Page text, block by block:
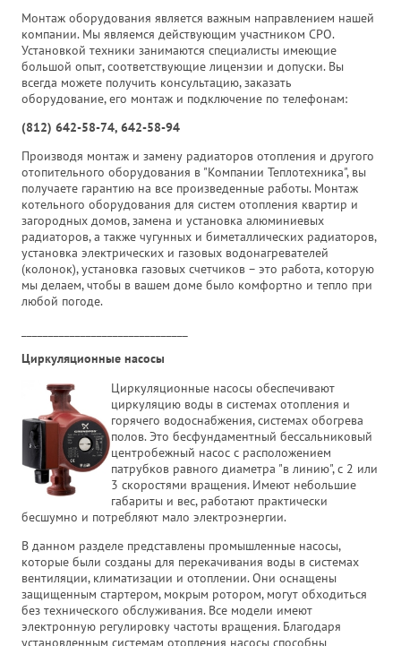
Монтаж оборудования является важным направлением нашей
компании. Мы являемся действующим участником СРО.
Установкой техники занимаются специалисты имеющие
большой опыт, соответствующие лицензии и допуски. Вы
всегда можете получить консультацию, заказать
оборудование, его монтаж и подключение по телефонам:
(812) 642-58-74, 642-58-94
Производя монтаж и замену радиаторов отопления и другого
отопительного оборудования в "Компании Теплотехника", вы
получаете гарантию на все произведенные работы. Монтаж
котельного оборудования для систем отопления квартир и
загородных домов, замена и установка алюминиевых
радиаторов, а также чугунных и биметаллических радиаторов,
установка электрических и газовых водонагревателей
(колонок), установка газовых счетчиков – это работа, которую
мы делаем, чтобы в вашем доме было комфортно и тепло при
любой погоде.
Циркуляционные насосы
Циркуляционные насосы обеспечивают
циркуляцию воды в системах отопления и
горячего водоснабжения, системах обогрева
полов. Это бесфундаментный бессальниковый
центробежный насос с расположением
патрубков равного диаметра "в линию", с 2 или
3 скоростями вращения. Имеют небольшие
габариты и вес, работают практически
бесшумно и потребляют мало электроэнергии.
В данном разделе представлены промышленные насосы,
которые были созданы для перекачивания воды в системах
вентиляции, климатизации и отоплении. Они оснащены
защищенным стартером, мокрым ротором, могут обходиться
без технического обслуживания. Все модели имеют
электронную регулировку частоты вращения. Благодаря
установленным системам отопления насосы способны